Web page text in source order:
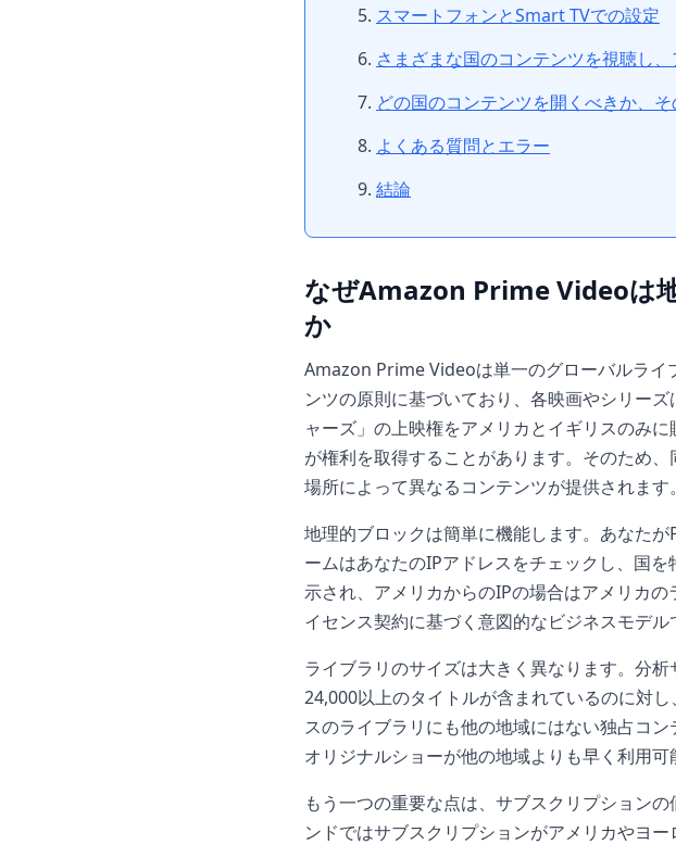
スマートフォンとSmart TVでの設定
さまざまな国のコンテンツを視聴し
どの国のコンテンツを開くべきか、
よくある質問とエラー
結論
なぜAmazon Prime Videoは
か
Amazon Prime Videoは単一のグローバルライ
ンツの原則に基づいており、各映画やシリー
ャーズ」の上映権をアメリカとイギリスのみ
が権利を取得することがあります。そのため
場所によって異なるコンテンツが提供されます。
地理的ブロックは簡単に機能します。あなた
ームはあなたのIPアドレスをチェックし、国
示され、アメリカからのIPの場合はアメリカ
イセンス契約に基づく意図的なビジネスモデル
ライブラリのサイズは大きく異なります。分
24,000以上のタイトルが含まれているのに対
スのライブラリにも他の地域にはない独占コ
オリジナルショーが他の地域よりも早く利用可
もう一つの重要な点は、サブスクリプション
ンドではサブスクリプションがアメリカやヨ